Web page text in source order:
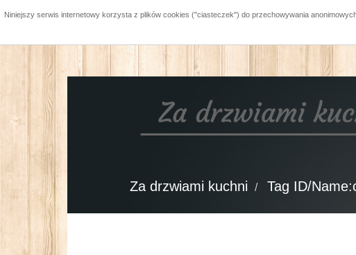
Za drzwiami kuchni Tag ID/
Niniejszy serwis internetowy korzysta z plików cookies ("ciasteczek") do przechowywania